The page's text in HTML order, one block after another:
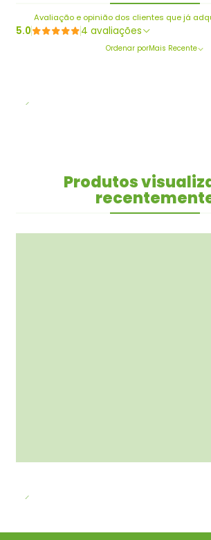
Avaliação e opinião dos clientes que já
5.0 4 avaliações
Ordenar porMais Recente
Produtos